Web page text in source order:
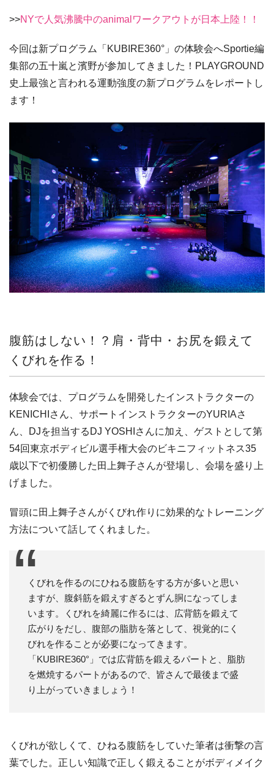
>>NYで人気沸騰中のanimalワークアウトが日本上陸！！
今回は新プログラム「KUBIRE360°」の体験会へSportie編
集部の五十嵐と濱野が参加してきました！PLAYGROUND
史上最強と言われる運動強度の新プログラムをレポートし
ます！
腹筋はしない！？肩・背中・お尻を鍛えて
くびれを作る！
体験会では、プログラムを開発したインストラクターの
KENICHIさん、サポートインストラクターのYURIAさ
ん、DJを担当するDJ YOSHIさんに加え、ゲストとして第
54回東京ボディビル選手権大会のビキニフィットネス35
歳以下で初優勝した田上舞子さんが登場し、会場を盛り上
げました。
冒頭に田上舞子さんがくびれ作りに効果的なトレーニング
方法について話してくれました。
くびれを作るのにひねる腹筋をする方が多いと思い
ますが、腹斜筋を鍛えすぎるとずん胴になってしま
います。くびれを綺麗に作るには、広背筋を鍛えて
広がりをだし、腹部の脂肪を落として、視覚的にく
びれを作ることが必要になってきます。
「KUBIRE360°」では広背筋を鍛えるパートと、脂肪
を燃焼するパートがあるので、皆さんで最後まで盛
り上がっていきましょう！
くびれが欲しくて、ひねる腹筋をしていた筆者は衝撃の言
葉でした。正しい知識で正しく鍛えることがボディメイク